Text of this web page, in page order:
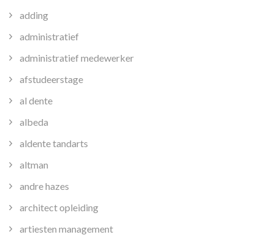
adding
administratief
administratief medewerker
afstudeerstage
al dente
albeda
aldente tandarts
altman
andre hazes
architect opleiding
artiesten management